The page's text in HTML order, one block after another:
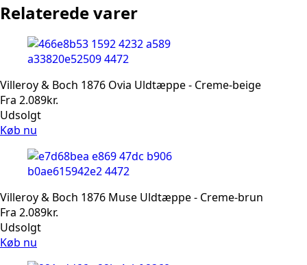
Relaterede varer
Villeroy & Boch 1876 Ovia Uldtæppe - Creme-beige
Fra 2.089kr.
Udsolgt
Køb nu
Villeroy & Boch 1876 Muse Uldtæppe - Creme-brun
Fra 2.089kr.
Udsolgt
Køb nu